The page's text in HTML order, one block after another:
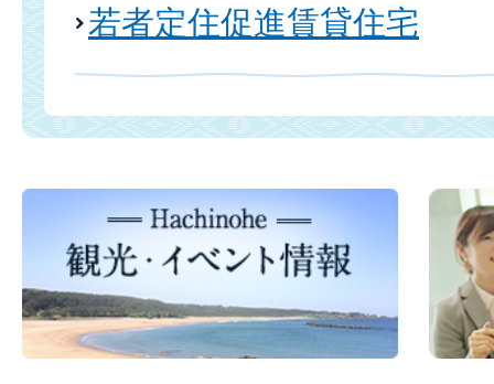
若者定住促進賃貸住宅